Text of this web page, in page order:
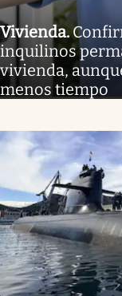
Vivienda.
inquilinos
vivienda,
menos tiempo